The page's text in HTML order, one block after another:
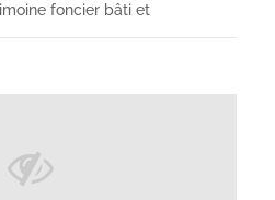
foncier bâti et